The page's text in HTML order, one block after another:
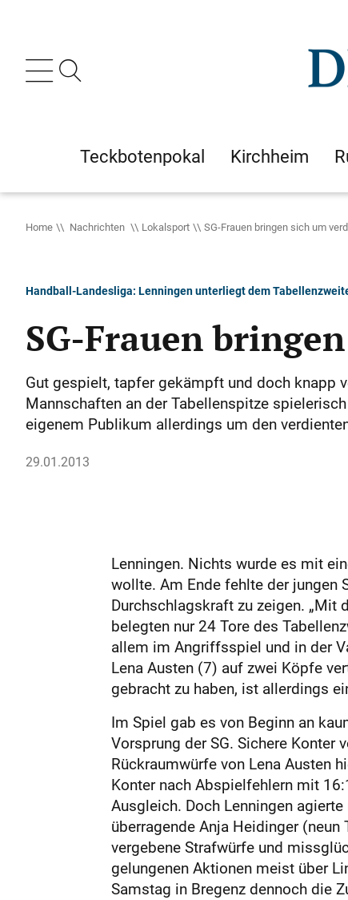
Teckbotenpokal Kirchheim
Home Nachrichten Lokalsport SG-Frauen bringen sich um
Handball-Landesliga: Lenningen unterliegt dem
SG-Frauen
Gut gespielt, tapfer gekämpft und doch knapp
Mannschaften an der Tabellenspitze
eigenem Publikum allerdings um den
29.01.2013
Lenningen. Nichts wurde es mit
wollte. Am Ende fehlte der jungen
Durchschlagskraft zu zeigen. „Mit
belegten nur 24 Tore des
allem im Angriffsspiel und in der
Lena Austen (7) auf zwei Köpfe
gebracht zu haben, ist allerdings
Im Spiel gab es von Beginn an
Vorsprung der SG. Sichere Konter
Rückraumwürfe von Lena Austen
Konter nach Abspielfehlern mit
Ausgleich. Doch Lenningen
überragende Anja Heidinger
vergebene Strafwürfe und
gelungenen Aktionen meist über
Samstag in Bregenz dennoch die